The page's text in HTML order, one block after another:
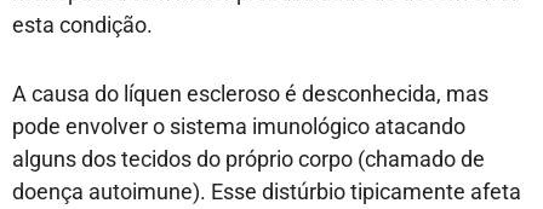
esta condição.
A causa do líquen escleroso é desconhecida, mas
pode envolver o sistema imunológico atacando
alguns dos tecidos do próprio corpo (chamado de
doença autoimune). Esse distúrbio tipicamente afeta